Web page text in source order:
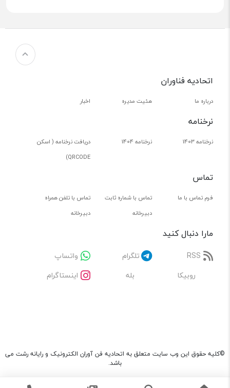
اتحادیه فناوران
درباره ما هئیت مدیره اخبار
نرخنامه
نرخنامه 1403 نرخنامه 1404
دریافت نرخنامه ( اسکن
QRCODE)
تماس
فرم تماس با ما
تماس با شماره ثابت
دبیرخانه
تماس با تلفن همراه
دبیرخانه
مارا دنبال کنید
RSS تلگرام
واتساپ
روبیکا
بله اینستاگرام
©کلیه حقوق این وب سایت متعلق به اتحادیه فن آوران الکترونیک و رایانه رشت می
باشد.